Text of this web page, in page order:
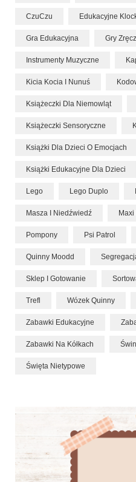
CzuCzu Edukacyjne
Gra Edukacyjna Gry
Instrumenty Muzyczne
Kicia Kocia I Nunuś
Książeczki Dla Niemowląt
Książeczki Sensoryczne
Książki Dla Dzieci O Emocjach
Książki Edukacyjne Dla Dzieci
Lego Lego Duplo
Masza I Niedźwiedź
Pompony Psi Patrol
Quinny Moodd
Sklep I Gotowanie
Trefl Wózek Quinny
Zabawki Edukacyjne
Zabawki Na Kółkach
Święta Nietypowe